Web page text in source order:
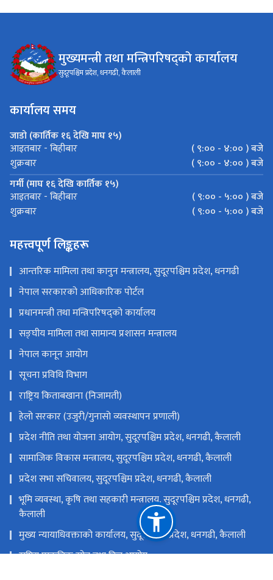
मुख्यमन्त्री तथा मन्त्रिपरिषद्को कार्यालय
सुदूरपश्चिम प्रदेश, धनगढी, कैलाली
कार्यालय समय
जाडो (कार्तिक १६ देखि माघ १५)
आइतबार - बिहीबार
( ९:०० - ४:०० ) बजे
शुक्रबार
( ९:०० - ४:०० ) बजे
गर्मी (माघ १६ देखि कार्तिक १५)
आइतबार - बिहीबार
( ९:०० - ५:०० ) बजे
शुक्रबार
( ९:०० - ५:०० ) बजे
महत्त्वपूर्ण लिङ्कहरू
आन्तरिक मामिला तथा कानुन मन्त्रालय, सुदूरपश्चिम प्रदेश, धनगढी
नेपाल सरकारको आधिकारिक पोर्टल
प्रधानमन्त्री तथा मन्त्रिपरिषद्को कार्यालय
सङ्‍घीय मामिला तथा सामान्य प्रशासन मन्त्रालय
नेपाल कानून आयोग
सूचना प्रविधि विभाग
राष्ट्रिय किताबखाना (निजामती)
हेलो सरकार (उजुरी/गुनासो व्यवस्थापन प्रणाली)
प्रदेश नीति तथा योजना आयोग, सुदूरपश्चिम प्रदेश, धनगढी, कैलाली
सामाजिक विकास मन्त्रालय, सुदूरपश्चिम प्रदेश, धनगढी, कैलाली
प्रदेश सभा सचिवालय, सुदूरपश्चिम प्रदेश, धनगढी, कैलाली
भूमि व्यवस्था, कृषि तथा सहकारी मन्त्रालय, सुदूरपश्चिम प्रदेश, धनगढी,
कैलाली
मुख्य न्यायाधिवक्ताको कार्यालय, सुदूरपश्चिम प्रदेश, धनगढी, कैलाली
राष्ट्रिय प्राकृतिक स्रोत तथा वित्त आयोग